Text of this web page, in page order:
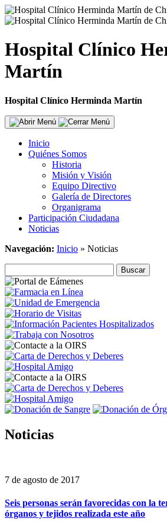
Hospital Clínico
Martín
Hospital Clínico Herminda Martín
Inicio
Quiénes Somos
Historia
Misión y Visión
Equipo Directivo
Galería de Directores
Organigrama
Participación Ciudadana
Noticias
Navegación: Inicio » Noticias
Noticias
7 de agosto de 2017
Seis personas serán favorecidas con la
órganos y tejidos realizada este año